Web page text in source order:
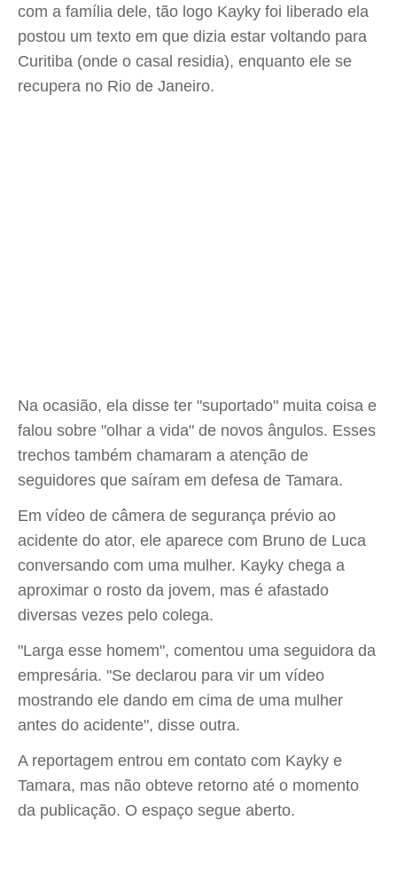
com a família dele, tão logo Kayky foi liberado ela
postou um texto em que dizia estar voltando para
Curitiba (onde o casal residia), enquanto ele se
recupera no Rio de Janeiro.
Na ocasião, ela disse ter "suportado" muita coisa e
falou sobre "olhar a vida" de novos ângulos. Esses
trechos também chamaram a atenção de
seguidores que saíram em defesa de Tamara.
Em vídeo de câmera de segurança prévio ao
acidente do ator, ele aparece com Bruno de Luca
conversando com uma mulher. Kayky chega a
aproximar o rosto da jovem, mas é afastado
diversas vezes pelo colega.
"Larga esse homem", comentou uma seguidora da
empresária. "Se declarou para vir um vídeo
mostrando ele dando em cima de uma mulher
antes do acidente", disse outra.
A reportagem entrou em contato com Kayky e
Tamara, mas não obteve retorno até o momento
da publicação. O espaço segue aberto.